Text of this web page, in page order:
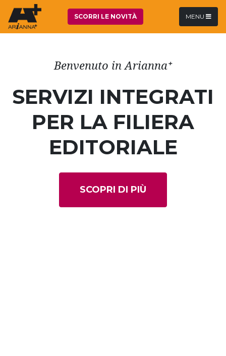
MENU
Benvenuto in Arianna⁺
SERVIZI INTEGRATI
PER LA FILIERA
EDITORIALE
SCOPRI DI PIÙ
SCORRI LE NOVITÀ